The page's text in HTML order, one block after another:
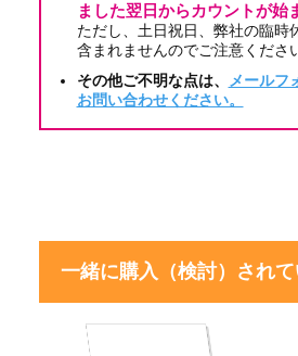
ました翌日からカウントが始
ただし、土日祝日、弊社の臨時
含まれませんのでご注意くださ
その他ご不明な点は、
メールフ
お問い合わせください。
一緒に購入（検討）され